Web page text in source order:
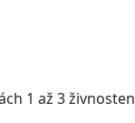
1 až 3